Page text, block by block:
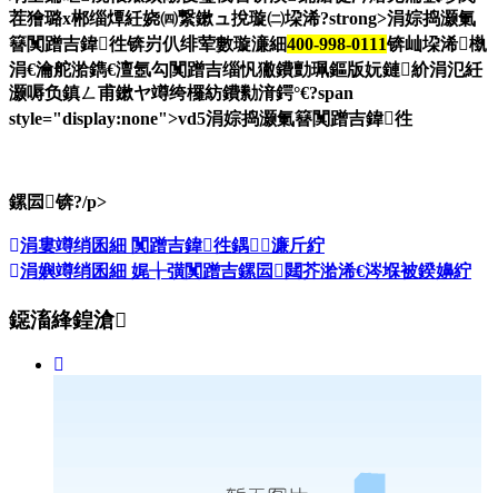
茬獪璐х郴缁燂紝娆㈣繋鏉ュ挩璇㈡垜浠?strong>涓婃捣灏氭
簮闃蹭吉鍏徃锛岃仈绯荤數璇濓細400-998-0111锛屾垜浠槸
涓€瀹舵湁鐫€澶氬勾闃蹭吉缁忛獙鐨勯珮鏂版妧鏈紒涓氾紝
灏嗕负鎮ㄥ甫鏉ヤ竴绔欏紡鐨勬湇鍔°€?span
style="display:none">vd5涓婃捣灏氭簮闃蹭吉鍏徃
鏍囩锛?/p>
涓婁竴绡囷細 闃蹭吉鍏徃鍝濂斤紵
涓嬩竴绡囷細 娓╁彉闃蹭吉鏍囩閮芥湁浠€涔堢被鍨嬶紵
鐚滀綘鍠滄